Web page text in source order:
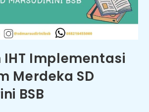
Implementasi
Merdeka SD
BSB